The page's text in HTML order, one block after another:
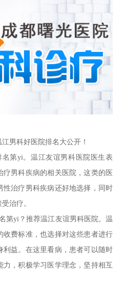
科好医院排名大公开！
第yi。温江友谊男科医院医生表
男科疾病的相关医院，这类的医
性治疗男科疾病还好地选择，同时
治疗。
yi？推荐温江友谊男科医院。温
费标准，也选择对这些患者进行
益。在这里看病，患者可以随时
，积极学习医学理念，坚持相互